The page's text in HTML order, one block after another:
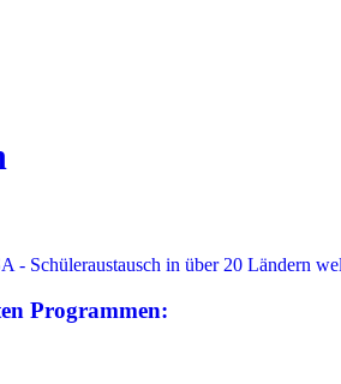
- Schüleraustausch in über 20 Ländern
Programmen: